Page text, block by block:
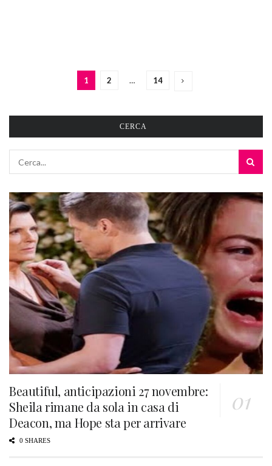
1 2 … 14
CERCA
Beautiful, anticipazioni 27 novembre:
Sheila rimane da sola in casa di
Deacon, ma Hope sta per arrivare
0 SHARES